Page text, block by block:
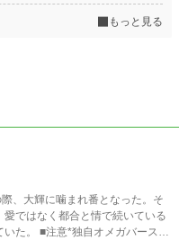
もっと見る
、大輝に噛まれ番となった。そ
ではなく都合と情で続いている
た。 ■注意*独自オメガバース設